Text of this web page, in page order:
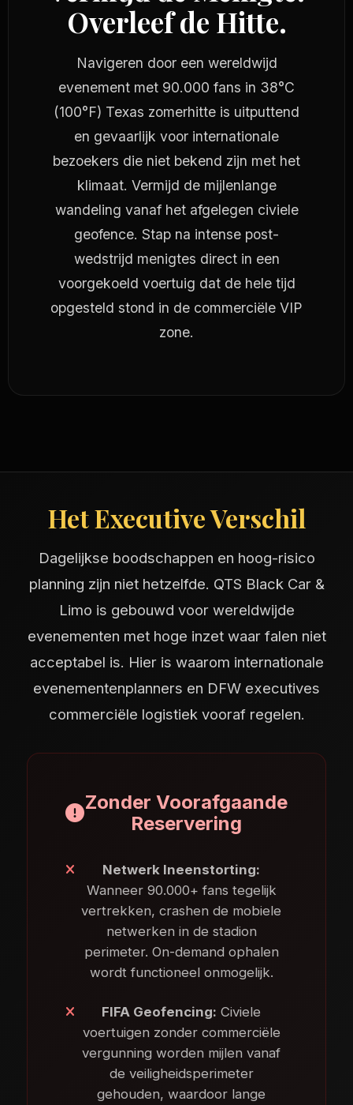
Overleef de Hitte.
Navigeren door een wereldwijd
evenement met 90.000 fans in 38°C
(100°F) Texas zomerhitte is uitputtend
en gevaarlijk voor internationale
bezoekers die niet bekend zijn met het
klimaat. Vermijd de mijlenlange
wandeling vanaf het afgelegen civiele
geofence. Stap na intense post-
wedstrijd menigtes direct in een
voorgekoeld voertuig dat de hele tijd
opgesteld stond in de commerciële VIP
zone.
Het Executive Verschil
Dagelijkse boodschappen en hoog-risico
planning zijn niet hetzelfde. QTS Black Car &
Limo is gebouwd voor wereldwijde
evenementen met hoge inzet waar falen niet
acceptabel is. Hier is waarom internationale
evenementenplanners en DFW executives
commerciële logistiek vooraf regelen.
Zonder Voorafgaande
Reservering
Netwerk Ineenstorting:
Wanneer 90.000+ fans tegelijk
vertrekken, crashen de mobiele
netwerken in de stadion
perimeter. On-demand ophalen
wordt functioneel onmogelijk.
FIFA Geofencing: Civiele
voertuigen zonder commerciële
vergunning worden mijlen vanaf
de veiligheidsperimeter
gehouden, waardoor lange